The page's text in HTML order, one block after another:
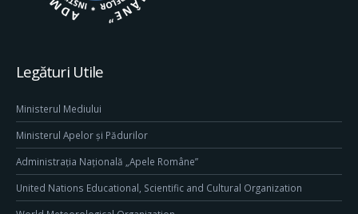
Legături Utile
Ministerul Mediului
Ministerul Apelor și Pădurilor
Administrația Națională „Apele Române”
United Nations Educational, Scientific and Cultural Organization